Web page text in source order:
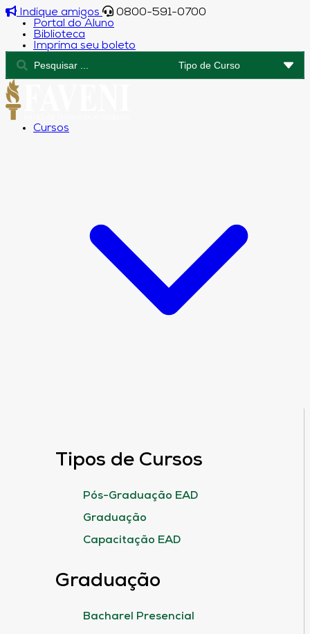
Indique amigos
0800-591-0700
Portal do Aluno
Biblioteca
Imprima seu boleto
Cursos
Tipos de Cursos
Pós-Graduação EAD
Graduação
Capacitação EAD
Graduação
Bacharel Presencial